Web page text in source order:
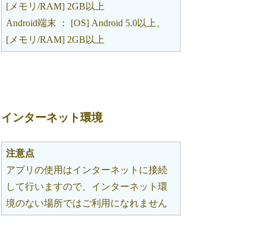
[メモリ/RAM] 2GB以上
Android端末 ： [OS] Android 5.0以上、
[メモリ/RAM] 2GB以上
インターネット環境
注意点
アプリの使用はインターネットに接続
して行いますので、インターネット環
境のない場所ではご利用になれません